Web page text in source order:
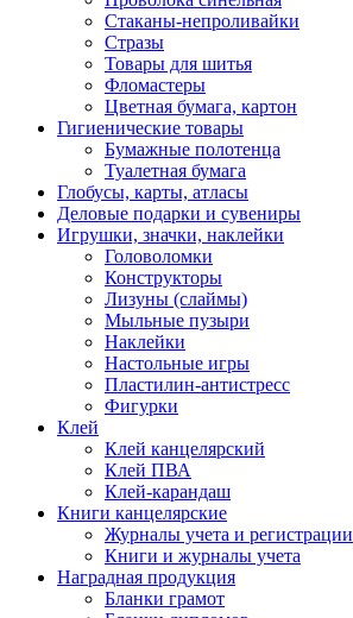
Стаканы-непроливайки
Стразы
Товары для шитья
Фломастеры
Цветная бумага, картон
Гигиенические товары
Бумажные полотенца
Туалетная бумага
Глобусы, карты, атласы
Деловые подарки и сувениры
Игрушки, значки, наклейки
Головоломки
Конструкторы
Лизуны (слаймы)
Мыльные пузыри
Наклейки
Настольные игры
Пластилин-антистресс
Фигурки
Клей
Клей канцелярский
Клей ПВА
Клей-карандаш
Книги канцелярские
Журналы учета и регистрации
Книги и журналы учета
Наградная продукция
Бланки грамот